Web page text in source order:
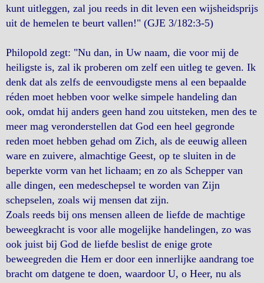
kunt uitleggen, zal jou reeds in dit leven een wijsheidsprijs
uit de hemelen te beurt vallen!" (GJE 3/182:3-5)
Philopold zegt: "Nu dan, in Uw naam, die voor mij de
heiligste is, zal ik proberen om zelf een uitleg te geven. Ik
denk dat als zelfs de eenvoudigste mens al een bepaalde
réden moet hebben voor welke simpele handeling dan
ook, omdat hij anders geen hand zou uitsteken, men des te
meer mag veronderstellen dat God een heel gegronde
reden moet hebben gehad om Zich, als de eeuwig alleen
ware en zuivere, almachtige Geest, op te sluiten in de
beperkte vorm van het lichaam; en zo als Schepper van
alle dingen, een medeschepsel te worden van Zijn
schepselen, zoals wij mensen dat zijn.
Zoals reeds bij ons mensen alleen de liefde de machtige
beweegkracht is voor alle mogelijke handelingen, zo was
ook juist bij God de liefde beslist de enige grote
beweegreden die Hem er door een innerlijke aandrang toe
bracht om datgene te doen, waardoor U, o Heer, nu als